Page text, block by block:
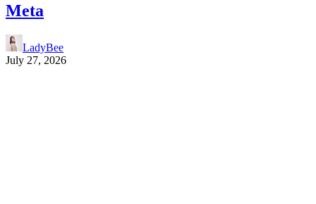
Meta
LadyBee
July 27, 2026